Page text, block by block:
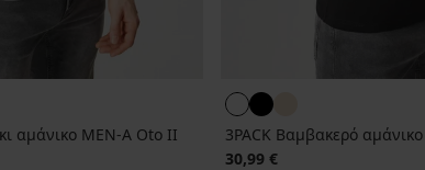
αμάνικο MEN-A Oto II
3PACK Βαμβακερό
30,99 €